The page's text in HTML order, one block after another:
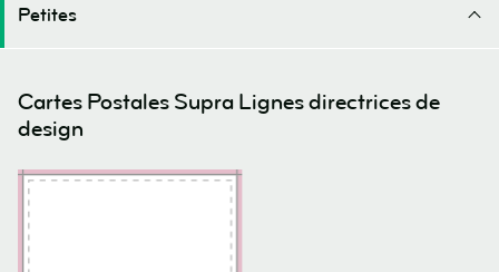
Petites
Cartes Postales Supra Lignes directrices de
design